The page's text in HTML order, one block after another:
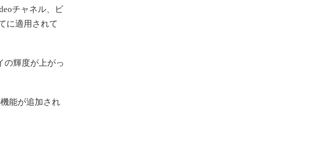
チャネル、ビ
に適用されて
の輝度が上がっ
能が追加され